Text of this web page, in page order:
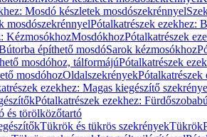
Mosdó készletek mosdószekrénnyel
mosdószekrénnyelPótalkatrészek ezekhez:
KézmosókhozMosdókhozPótalkatrészek
építhető mosdóSarok kézmosókhoz
mosdóhoz, tálformájúPótalkatrészek
mosdóhozOldalszekrényekPótalkatrészek
ezekhez: Magas kiegészítő
Pótalkatrészek ezekhez:
és törölközőtartó
Tükrök és tükrös szekrényekTükrök